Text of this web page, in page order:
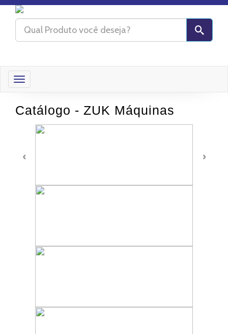
Toggle
Catálogo - ZUK Máquinas
‹ ›